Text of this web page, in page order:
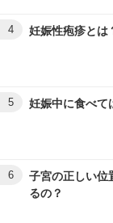
4 妊娠性疱疹とは
5 妊娠中に食べて
6
子宮の正しい位
るの？